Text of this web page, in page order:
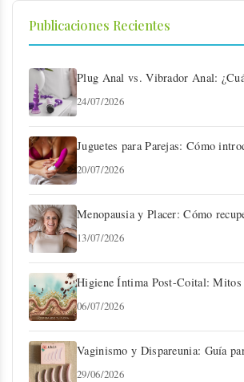
Publicaciones Recientes
Plug Anal vs. Vibrador Anal:
24/07/2026
Juguetes para Parejas: Cómo
20/07/2026
Menopausia y Placer: Cómo
13/07/2026
Higiene Íntima Post-Coital: Mitos
06/07/2026
Vaginismo y Dispareunia: Guía
29/06/2026